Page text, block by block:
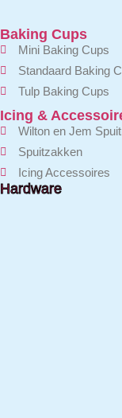
Baking Cups
Mini Baking Cups
Standaard Baking
Tulp Baking Cups
Icing &
Wilton en Jem
Spuitzakken
Icing Accessoires
Hardware